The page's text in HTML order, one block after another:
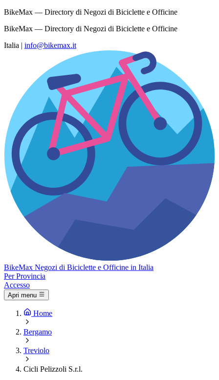
BikeMax — Directory di Negozi di Biciclette e Officine
BikeMax — Directory di Negozi di Biciclette e Officine
Italia | info@bikemax.it
BikeMax Negozi di Biciclette e Officine in Italia
Per Provincia
Accesso
Apri menu
Home
Bergamo
Treviolo
Cicli Pelizzoli S.r.l.